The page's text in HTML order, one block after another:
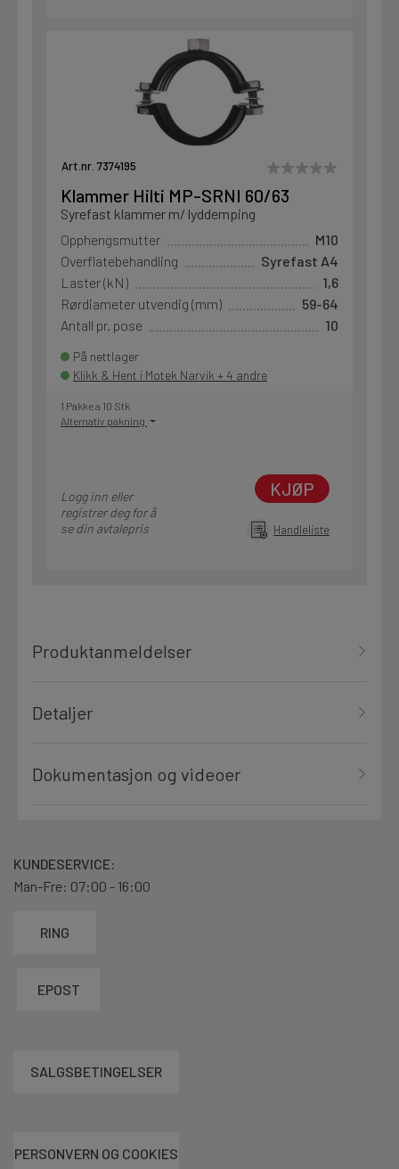
Art.nr. 7374195
Klammer Hilti MP-SRNI 60/63
Syrefast klammer m/ lyddemping
Opphengsmutter
M10
Overflatebehandling
Syrefast A4
Laster (kN)
1,6
Rørdiameter utvendig (mm)
59-64
Antall pr. pose
10
På nettlager
Klikk & Hent i Motek Narvik + 4 andre
1 Pakke a 10 Stk
Alternativ pakning
Logg inn eller
registrer deg for å
se din avtalepris
KJØP
Handleliste
Produktanmeldelser
Detaljer
Dokumentasjon og videoer
KUNDESERVICE:
Man-Fre: 07:00 - 16:00
RING
EPOST
SALGSBETINGELSER
PERSONVERN OG COOKIES